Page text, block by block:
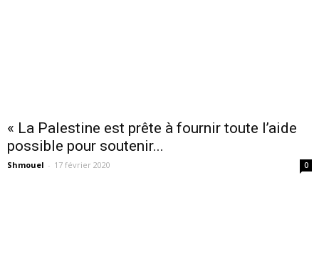
« La Palestine est prête à fournir toute l’aide
possible pour soutenir...
Shmouel - 17 février 2020 0